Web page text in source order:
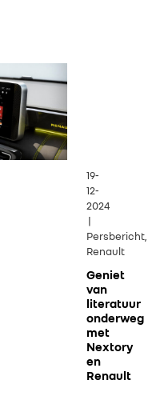
19-
12-
2024
|
Persbericht,
Renault
Geniet
van
literatuur
onderweg
met
Nextory
en
Renault